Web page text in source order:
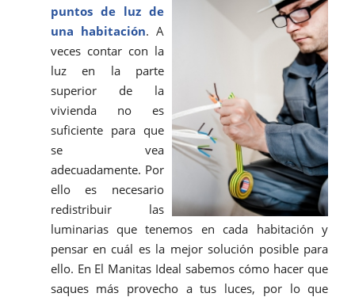
puntos de luz de
una habitación. A
veces contar con la
luz en la parte
superior de la
vivienda no es
suficiente para que
se vea
adecuadamente. Por
ello es necesario
redistribuir las
luminarias que tenemos en cada habitación y
pensar en cuál es la mejor solución posible para
ello. En El Manitas Ideal sabemos cómo hacer que
saques más provecho a tus luces, por lo que